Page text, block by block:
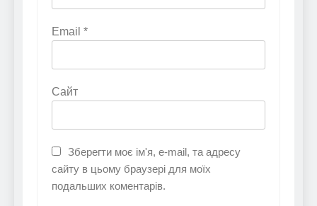
Email *
Сайт
Зберегти моє ім'я, e-mail, та адресу
сайту в цьому браузері для моїх
подальших коментарів.